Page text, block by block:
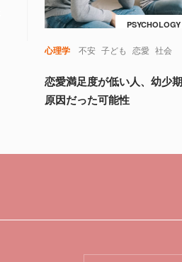
PSYCHOLOGY
心理学 不安 子ども 恋愛 社会
恋愛満足度が低い人、幼少
原因だった可能性